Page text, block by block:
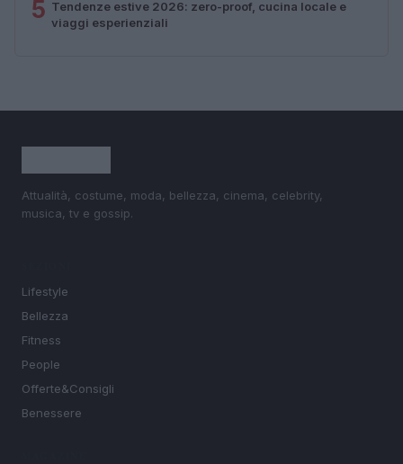
5 Tendenze estive 2026: zero-proof, cucina locale e
viaggi esperienziali
Attualità, costume, moda, bellezza, cinema, celebrity,
musica, tv e gossip.
Lifestyle
Bellezza
Fitness
People
Offerte&Consigli
Benessere